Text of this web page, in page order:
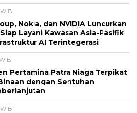
WIB
Nokia, dan NVIDIA Luncurkan
Layani Kawasan Asia-Pasifik
AI Terintegerasi
Pertamina Patra Niaga Terpikat
dengan Sentuhan
WIB